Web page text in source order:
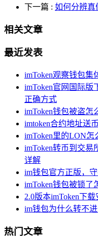
下一篇 : 如何分辨真
相关文章
最近发表
imToken观察钱包
imToken官网国际版
正确方式
imToken钱包被盗怎
imtoken合约地址送
imToken里的LON
imToken转币到交
详解
im钱包官方正版，
imToken钱包被锁了
2.0版本imToken下
im钱包为什么转不
热门文章